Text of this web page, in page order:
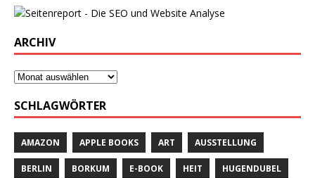
ARCHIV
SCHLAGWÖRTER
AMAZON APPLE BOOKS ART AUSSTELLUNG
BERLIN BORKUM E-BOOK HEIT HUGENDUBEL